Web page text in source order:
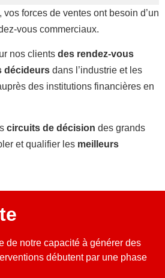
vos forces de ventes ont besoin d’un
vous commerciaux.
nos clients des rendez-vous
décideursdans l’industrie et les
des institutions financières en
circuits de décision des grands
et qualifier lesmeilleurs
de notre capacité à générer des
débutent par une phase